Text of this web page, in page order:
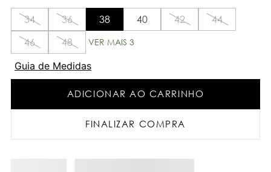
34 36 38 40 42
44
46
48 VER MAIS 3
Guia de Medidas
ADICIONAR AO CARRINHO
FINALIZAR COMPRA